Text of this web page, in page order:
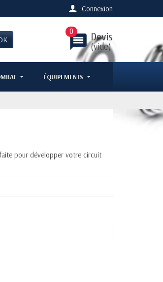
Connexion
message Devis
(vide)
0
ÉQUIPEMENTS
pour développer votre circuit